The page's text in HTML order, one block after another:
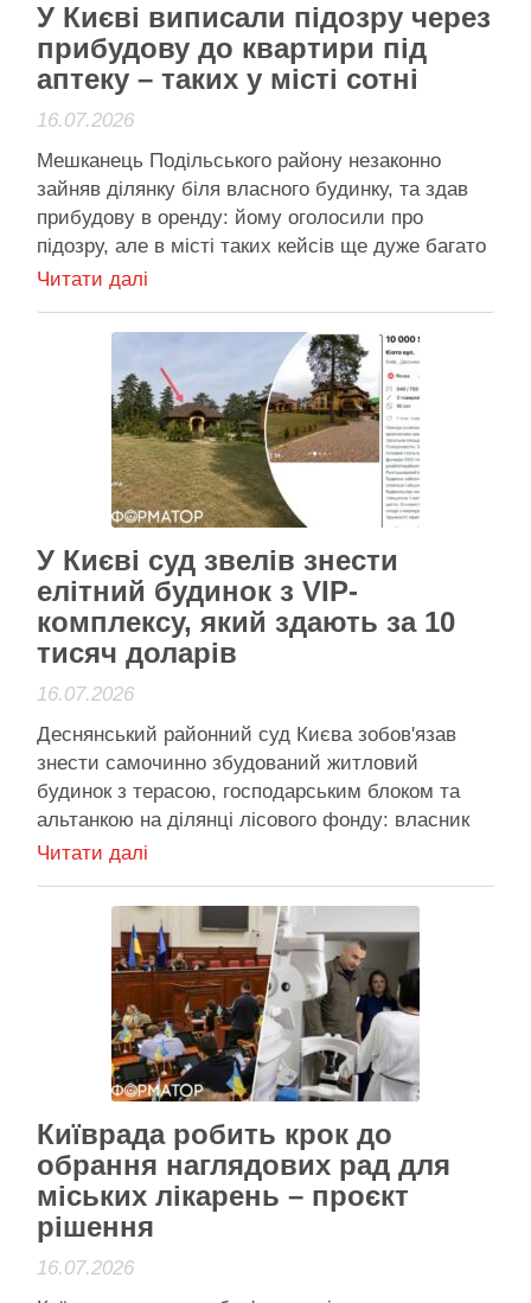
У Києві виписали підозру через
прибудову до квартири під
аптеку – таких у місті сотні
16.07.2026
Мешканець Подільського району незаконно
зайняв ділянку біля власного будинку, та здав
прибудову в оренду: йому оголосили про
підозру, але в місті таких кейсів ще дуже багато
Киянину повідомили про підозру за самобуд:
над прибудовою – жовтий банер з написом про
незаконну добудову). Фото: Київська міська …
Читати далі
Активісти району
У Києві суд звелів знести
елітний будинок з VIP-
комплексу, який здають за 10
тисяч доларів
16.07.2026
Деснянський районний суд Києва зобов'язав
знести самочинно збудований житловий
будинок з терасою, господарським блоком та
альтанкою на ділянці лісового фонду: власник
незаконно оформив його й передав сину
рішенням суду Деснянський районний суд
Києва зобов’язав знести житловий будинок з
терасою, господарський блок та альтанку, …
Читати далі
Активісти району
Київрада робить крок до
обрання наглядових рад для
міських лікарень – проєкт
рішення
16.07.2026